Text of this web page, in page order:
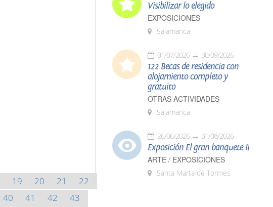
19 20 21
22
40 41 42
43
Visibilizar lo elegido
EXPOSICIONES
Salamanca
01/07/2026 30/09/2026
122 Becas de residencia con
alojamiento completo y
gratuito
OTRAS ACTIVIDADES
Salamanca
26/06/2026 31/08/2026
Exposición El gran banquete II
ARTE / EXPOSICIONES
Santa Marta de Tormes